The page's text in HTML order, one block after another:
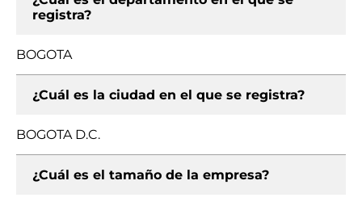
registra?
BOGOTA
¿Cuál es la ciudad en el que se registra?
BOGOTA D.C.
¿Cuál es el tamaño de la empresa?